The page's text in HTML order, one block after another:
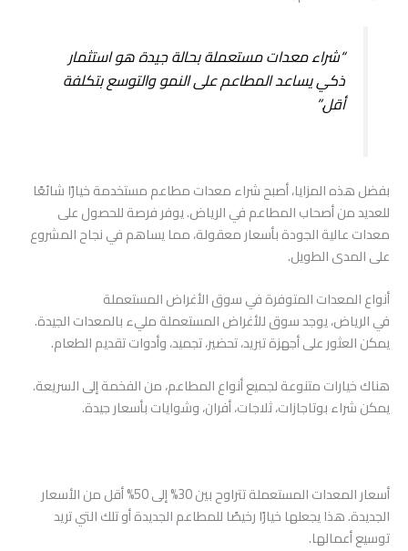
“شراء معدات مستعملة بحالة جيدة هو استثمار
ذكي يساعد المطاعم على النمو والتوسع بتكلفة
أقل.”
بفضل هذه المزايا، أصبح شراء معدات مطاعم مستخدمة خيارًا شائعًا
للعديد من أصحاب المطاعم في الرياض. يوفر فرصة للحصول على
معدات عالية الجودة بأسعار معقولة، مما يساهم في نجاح المشروع
على المدى الطويل.
أنواع المعدات المتوفرة في سوق الأغراض المستعملة
في الرياض، يوجد سوق للأغراض المستعملة مليء بالمعدات الجيدة.
يمكن العثور على أجهزة تبريد، تحضير، تجميد، وأدوات تقديم الطعام.
هناك خيارات متنوعة لجميع أنواع المطاعم، من الفخمة إلى السريعة.
يمكن شراء بوتاجازات، ثلاجات، أفران، وشوايات بأسعار جيدة.
أسعار المعدات المستعملة تتراوح بين 30% إلى 50% أقل من الأسعار
الجديدة. هذا يجعلها خيارًا رخيصًا للمطاعم الجديدة أو تلك التي تريد
توسيع أعمالها.